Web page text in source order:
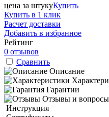
цена за штукуКупить
Купить в 1 клик
Расчет доставки
Добавить в избранное
Рейтинг
0 отзывов
Сравнить
Описание
Гарантии
Отзывы и вопросы
Инструкция